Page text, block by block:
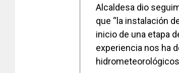
Alcaldesa dio
que “la instalación
inicio de una etapa
experiencia nos ha